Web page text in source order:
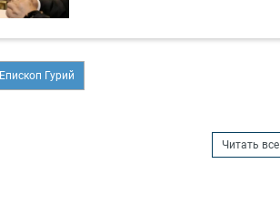
Епископ Гурий
Читать все